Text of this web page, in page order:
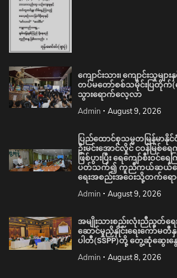
ကျောင်းသား၊ ကျောင်းသူများ
တပ်မတော်စစ်သမိုင်းပြတိုက်(
သွားရောက်လေ့လာ
Admin August 9, 2026
ပြည်ထောင်စုသမ္မတမြန်မာနို
ဦးမင်းအောင်လှိုင် ငဝန်မြစ်
ဖြစ်ပွားပြီး ရေကျော်စီးဝင်ရေ
ပတ်သက်၍ ကူညီကယ်ဆယ်ရေး
ရေးအစည်းအဝေးသို့တက်ရေ
Admin August 9, 2026
အမျိုးသားစည်းလုံးညီညွတ်ရေးနှ
ဆောင်မှုညှိနှိုင်းရေးကော်မတီ
ပါတီ(SSPP)တို့ တွေ့ဆုံဆွေးနွေ
Admin August 8, 2026